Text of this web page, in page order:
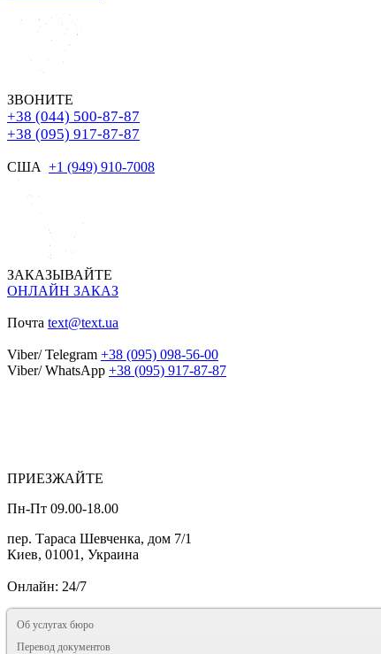
ЗВОНИТЕ
+38 (044) 500-87-87
+38 (095) 917-87-87
США +1 (949) 910-7008
ЗАКАЗЫВАЙТЕ
ОНЛАЙН ЗАКАЗ
Почта text@text.ua
Viber/ Telegram +38 (095) 098-56-00
Viber/ WhatsApp +38 (095) 917-87-87
ПРИЕЗЖАЙТЕ
Пн-Пт 09.00-18.00
пер. Тараса Шевченка, дом 7/1
Киев, 01001, Украина
Онлайн: 24/7
Об услугах бюро
Перевод документов